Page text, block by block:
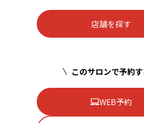
店舗を探す
このサロンで予約
WEB予約